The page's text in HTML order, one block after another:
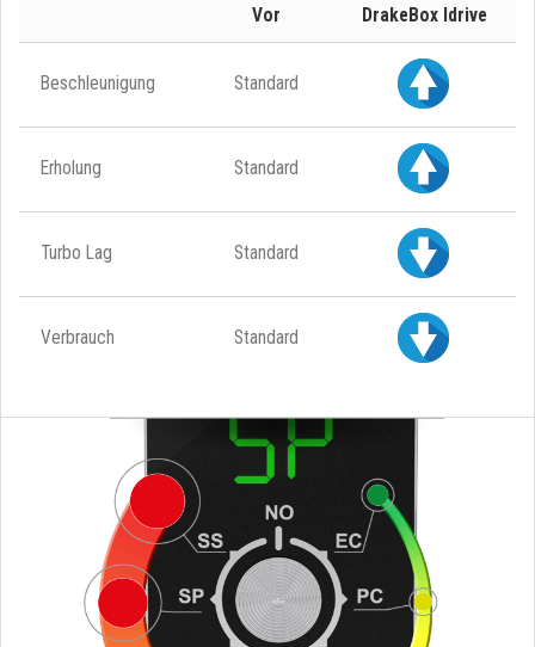
Vor DrakeBox Idrive
Beschleunigung Standard
Erholung Standard
Turbo Lag Standard
Verbrauch Standard